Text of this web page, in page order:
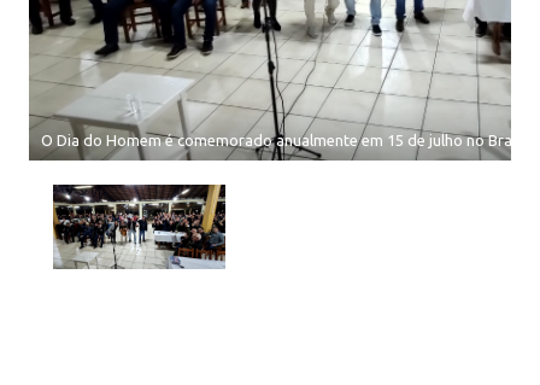
O Dia do Homem é comemorado anualmente em 15 de julho no Brasil